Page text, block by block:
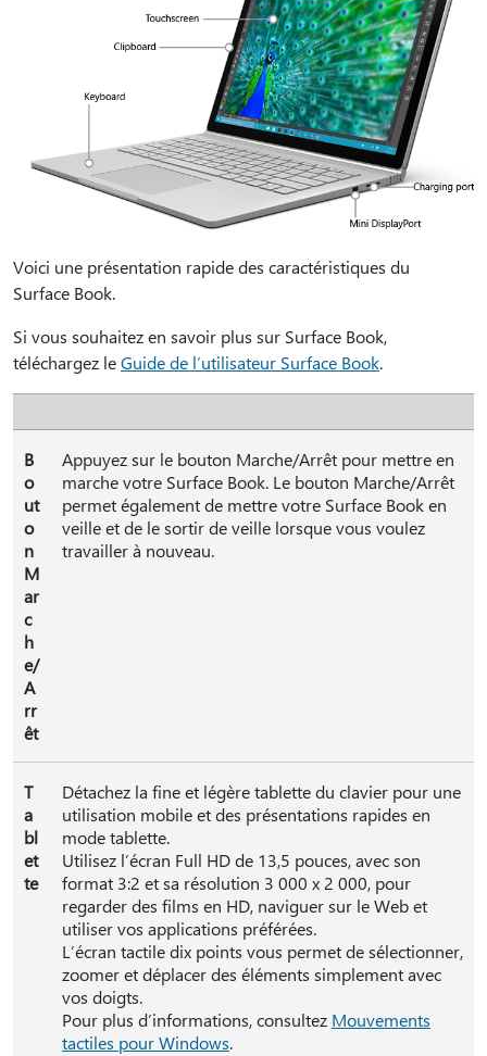
Voici une présentation rapide des caractéristiques du
Surface Book.
Si vous souhaitez en savoir plus sur Surface Book,
téléchargez leGuide de l’utilisateur Surface Book.
B
o
ut
o
n
M
ar
c
h
e/
A
rr
êt
Appuyez sur le bouton Marche/Arrêt pour mettre en
marche votre Surface Book. Le bouton Marche/Arrêt
permet également de mettre votre Surface Book en
veille et de le sortir de veille lorsque vous voulez
travailler à nouveau.
T
a
bl
et
te
Détachez la fine et légère tablette du clavier pour une
utilisation mobile et des présentations rapides en
mode tablette.
Utilisez l’écran Full HD de 13,5 pouces, avec son
format 3:2 et sa résolution 3 000 x 2 000, pour
regarder des films en HD, naviguer sur le Web et
utiliser vos applications préférées.
L’écran tactile dix points vous permet de sélectionner,
zoomer et déplacer des éléments simplement avec
vos doigts.
Pour plus d’informations, consultez Mouvements
tactiles pour Windows.